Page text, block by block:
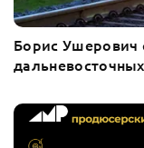
Борис Ушерович